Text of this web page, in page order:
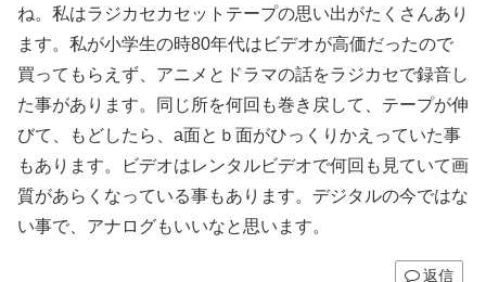
ね。私はラジカセカセットテープの思い出がたくさんあり
ます。私が小学生の時80年代はビデオが高価だったので
買ってもらえず、アニメとドラマの話をラジカセで録音し
た事があります。同じ所を何回も巻き戻して、テープが伸
びて、もどしたら、a面とｂ面がひっくりかえっていた事
もあります。ビデオはレンタルビデオで何回も見ていて画
質があらくなっている事もあります。デジタルの今ではな
い事で、アナログもいいなと思います。
返信